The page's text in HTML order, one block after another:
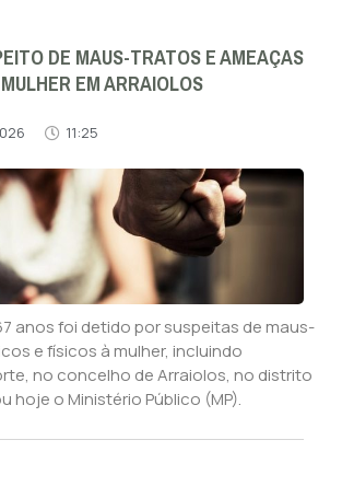
DE MAUS-TRATOS E AMEAÇAS
EM ARRAIOLOS
11:25
anos foi detido por suspeitas de maus-
e físicos à mulher, incluindo
no concelho de Arraiolos, no distrito
hoje o Ministério Público (MP).